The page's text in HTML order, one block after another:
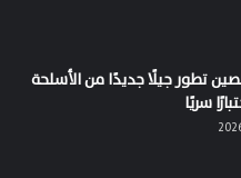
تطور جيلًا جديدًا من الأسلحة
سريًا